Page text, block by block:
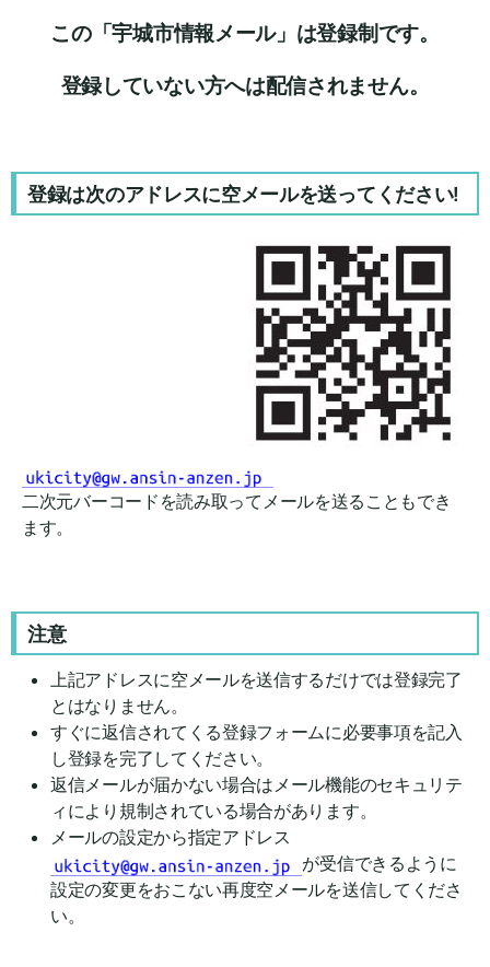
この「宇城市情報メール」は登録制です。
登録していない方へは配信されません。
登録は次のアドレスに空メールを送ってください!
二次元バーコードを読み取ってメールを送ることもでき
ます。
注意
上記アドレスに空メールを送信するだけでは登録完了
とはなりません。
すぐに返信されてくる登録フォームに必要事項を記入
し登録を完了してください。
返信メールが届かない場合はメール機能のセキュリテ
ィにより規制されている場合があります。
メールの設定から指定アドレス
が受信できるように
設定の変更をおこない再度空メールを送信してくださ
い。